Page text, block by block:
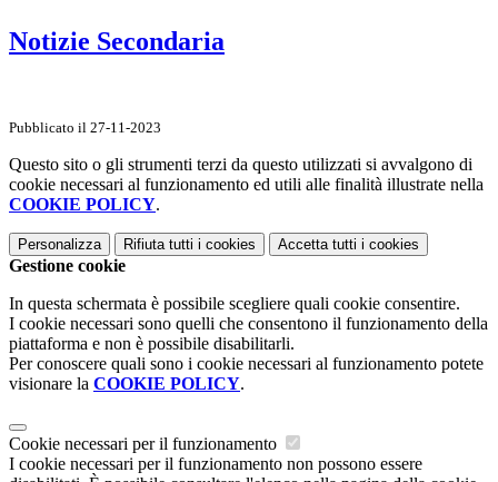
Notizie Secondaria
Pubblicato il 27-11-2023
Questo sito o gli strumenti terzi da questo utilizzati si avvalgono di
cookie necessari al funzionamento ed utili alle finalità illustrate nella
COOKIE POLICY.
Personalizza Rifiuta tutti i cookies Accetta tutti i cookies
Gestione cookie
In questa schermata è possibile scegliere quali cookie consentire.
I cookie necessari sono quelli che consentono il funzionamento della
piattaforma e non è possibile disabilitarli.
Per conoscere quali sono i cookie necessari al funzionamento potete
visionare la COOKIE POLICY.
Cookie necessari per il funzionamento
I cookie necessari per il funzionamento non possono essere